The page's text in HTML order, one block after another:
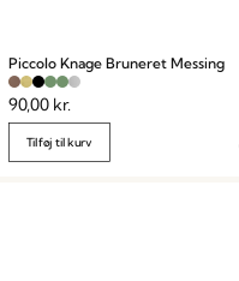
Piccolo Knage Bruneret Messing
90,00 kr.
Tilføj til kurv